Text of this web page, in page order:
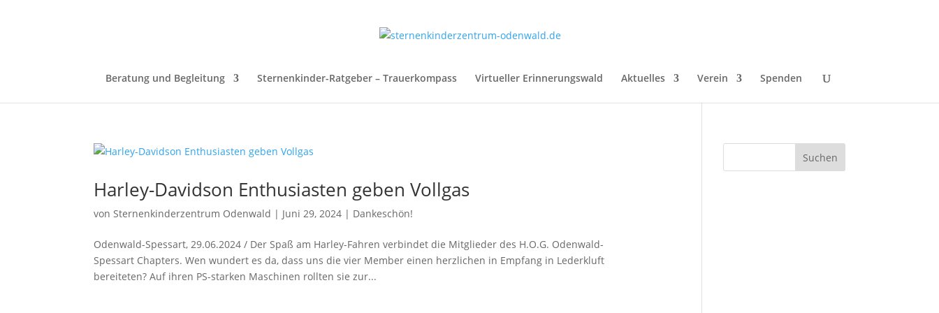
Beratung und Begleitung Sternenkinder-Ratgeber – Trauerkompass Virtueller Erinnerungswald Aktuelles Verein Spenden
Harley-Davidson Enthusiasten geben Vollgas
vonSternenkinderzentrum Odenwald | Juni 29, 2024 | Dankeschön!
Odenwald-Spessart, 29.06.2024 / Der Spaß am Harley-Fahren verbindet die Mitglieder des H.O.G. Odenwald-
Spessart Chapters. Wen wundert es da, dass uns die vier Member einen herzlichen in Empfang in Lederkluft
bereiteten? Auf ihren PS-starken Maschinen rollten sie zur...